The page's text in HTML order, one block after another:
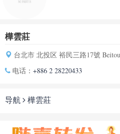
樺雲莊
台北市 北投区 裕民三路17號
电话： +886 2 28220433
导航 樺雲莊